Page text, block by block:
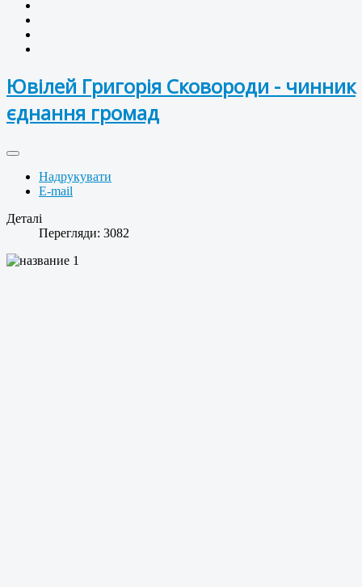
Ювілей Григорія Сковороди - чинник
єднання громад
Надрукувати
E-mail
Деталі
Перегляди: 3082